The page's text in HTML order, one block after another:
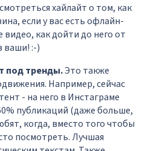
хайлайт о том, как
если у вас есть офлайн-
как дойти до него от
ваши! :-)
под тренды.Это также
Например, сейчас
- на него в Инстаграме
публикаций (даже больше,
когда, вместо того чтобы
посмотреть. Лучшая